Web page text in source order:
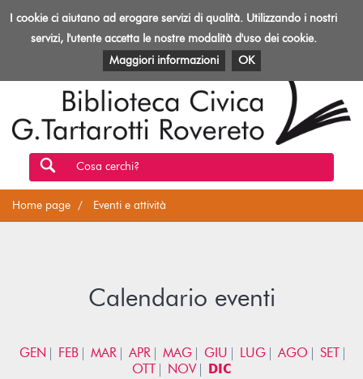
Toggle
Biblioteca
Rovereto
EVENTI E ATTIVITÀ PATRIMONIO E RISORSE
Cosa cerchi?
Home page Eventi e attività
Calendario eventi
GEN FEB MAR APR MAG GIU LUG AGO
SET
OTT
NOV
DIC
I cookie ci aiutano ad erogare servizi di qualità. Utilizzando i nostri
servizi, l'utente accetta le nostre modalità d'uso dei cookie.
Maggiori informazioni
OK